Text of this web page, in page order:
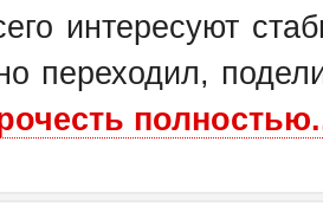
интересуют
переходил,